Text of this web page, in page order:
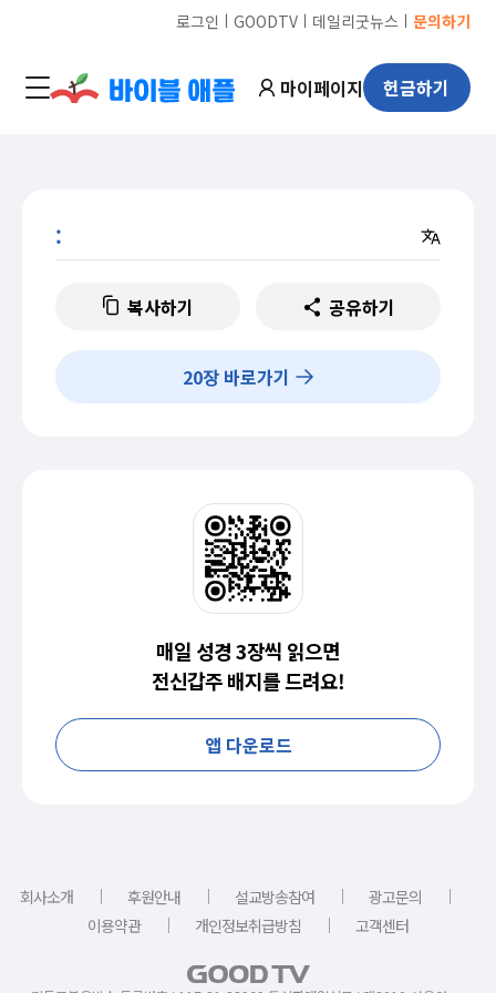
로그인 ㅣ GOODTVㅣ 데일리굿뉴스 ㅣ 문의하기
마이페이지 헌금하기
:
복사하기 공유하기
20장 바로가기
매일 성경 3장씩 읽으면
전신갑주 배지를 드려요!
앱 다운로드
회사소개 ｜ 후원안내 ｜ 설교방송참여 ｜ 광고문의
｜
이용약관
｜ 개인정보취급방침 ｜ 고객센터